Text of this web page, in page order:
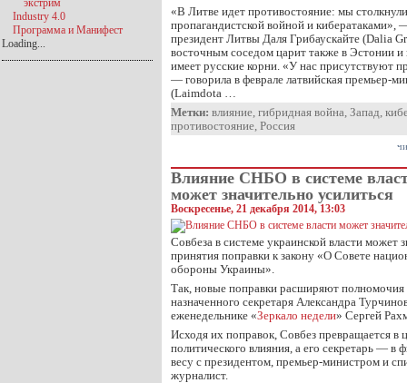
«В Литве идет противостояние: мы
пропагандистской войной и кибератаками»,
президент Литвы Даля Грибаускайте (Dalia
восточным соседом царит также в Эстонии и
имеет русские корни. «У нас присутствуют
— говорила в феврале латвийская премьер-
(Laimdota …
Метки: влияние, гибридная война, Запад,
противостояние, Россия
Влияние СНБО в системе
может значительно усилиться
Воскресенье, 21 декабря 2014, 13:03
Совбеза в системе украинской власти может
принятия поправки к закону «О Совете
обороны Украины».
Так, новые поправки расширяют полномочия
назначенного секретаря Александра
еженедельнике «Зеркало недели» Сергей
Исходя их поправок, Совбез превращается в
политического влияния, а его секретарь — в
весу с президентом, премьер-министром и
журналист.
экстрим
Industry 4.0
Программа и Манифест
Loading...